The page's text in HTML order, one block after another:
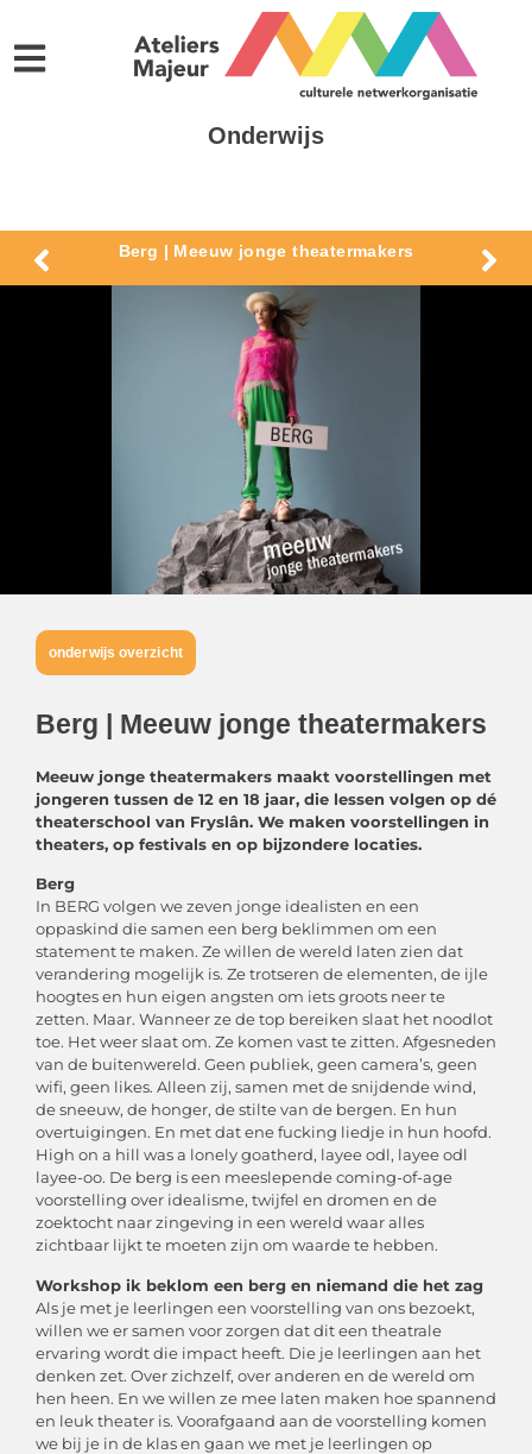
Onderwijs
Berg | Meeuw jonge theatermakers
onderwijs overzicht
Berg | Meeuw jonge theatermakers
Meeuw jonge theatermakers maakt voorstellingen met
jongeren tussen de 12 en 18 jaar, die lessen volgen op dé
theaterschool van Fryslân. We maken voorstellingen in
theaters, op festivals en op bijzondere locaties.
Berg
In BERG volgen we zeven jonge idealisten en een
oppaskind die samen een berg beklimmen om een
statement te maken. Ze willen de wereld laten zien dat
verandering mogelijk is. Ze trotseren de elementen, de ijle
hoogtes en hun eigen angsten om iets groots neer te
zetten. Maar. Wanneer ze de top bereiken slaat het noodlot
toe. Het weer slaat om. Ze komen vast te zitten. Afgesneden
van de buitenwereld. Geen publiek, geen camera’s, geen
wifi, geen likes. Alleen zij, samen met de snijdende wind,
de sneeuw, de honger, de stilte van de bergen. En hun
overtuigingen. En met dat ene fucking liedje in hun hoofd.
High on a hill was a lonely goatherd, layee odl, layee odl
layee-oo. De berg is een meeslepende coming-of-age
voorstelling over idealisme, twijfel en dromen en de
zoektocht naar zingeving in een wereld waar alles
zichtbaar lijkt te moeten zijn om waarde te hebben.
Workshop ik beklom een berg en niemand die het zag
Als je met je leerlingen een voorstelling van ons bezoekt,
willen we er samen voor zorgen dat dit een theatrale
ervaring wordt die impact heeft. Die je leerlingen aan het
denken zet. Over zichzelf, over anderen en de wereld om
hen heen. En we willen ze mee laten maken hoe spannend
en leuk theater is. Voorafgaand aan de voorstelling komen
we bij je in de klas en gaan we met je leerlingen op